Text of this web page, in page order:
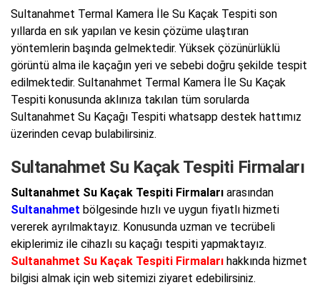
Sultanahmet Termal Kamera İle Su Kaçak Tespiti son
yıllarda en sık yapılan ve kesin çözüme ulaştıran
yöntemlerin başında gelmektedir. Yüksek çözünürlüklü
görüntü alma ile kaçağın yeri ve sebebi doğru şekilde tespit
edilmektedir. Sultanahmet Termal Kamera İle Su Kaçak
Tespiti konusunda aklınıza takılan tüm sorularda
Sultanahmet Su Kaçağı Tespiti whatsapp destek hattımız
üzerinden cevap bulabilirsiniz.
Sultanahmet Su Kaçak Tespiti Firmaları
Sultanahmet Su Kaçak Tespiti Firmaları arasından
Sultanahmet bölgesinde hızlı ve uygun fiyatlı hizmeti
vererek ayrılmaktayız. Konusunda uzman ve tecrübeli
ekiplerimiz ile cihazlı su kaçağı tespiti yapmaktayız.
Sultanahmet Su Kaçak Tespiti Firmaları hakkında hizmet
bilgisi almak için web sitemizi ziyaret edebilirsiniz.